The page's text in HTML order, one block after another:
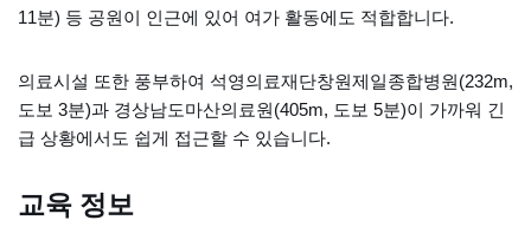
11분) 등 공원이 인근에 있어 여가 활동에도 적합합니다.
의료시설 또한 풍부하여 석영의료재단창원제일종합병원(232m,
도보 3분)과 경상남도마산의료원(405m, 도보 5분)이 가까워 긴
급 상황에서도 쉽게 접근할 수 있습니다.
교육 정보